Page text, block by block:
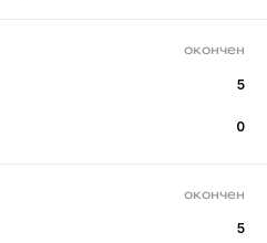
окончен
5
0
окончен
5